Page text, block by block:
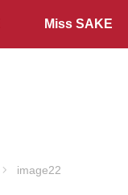
Miss SAKE
image22